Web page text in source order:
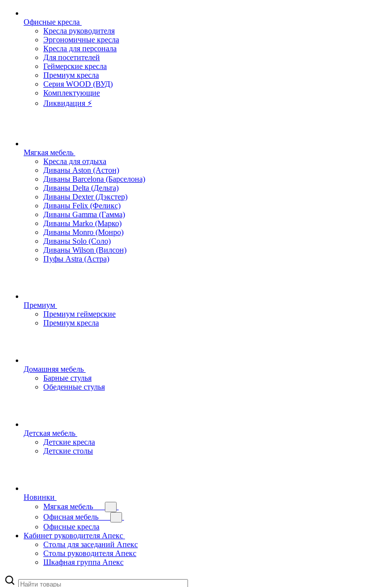
Офисные кресла
Кресла руководителя
Эргономичные кресла
Кресла для персонала
Для посетителей
Геймерские кресла
Премиум кресла
Серия WOOD (ВУД)
Комплектующие
Ликвидация ⚡
Мягкая мебель
Кресла для отдыха
Диваны Aston (Астон)
Диваны Barcelona (Барселона)
Диваны Delta (Дельта)
Диваны Dexter (Дэкстер)
Диваны Felix (Феликс)
Диваны Gamma (Гамма)
Диваны Marko (Марко)
Диваны Monro (Монро)
Диваны Solo (Соло)
Диваны Wilson (Вилсон)
Пуфы Astra (Астра)
Премиум
Премиум геймерские
Премиум кресла
Домашняя мебель
Барные стулья
Обеденные стулья
Детская мебель
Детские кресла
Детские столы
Новинки
Мягкая мебель
Офисная мебель
Офисные кресла
Кабинет руководителя Апекс
Столы для заседаний Апекс
Столы руководителя Апекс
Шкафная группа Апекс